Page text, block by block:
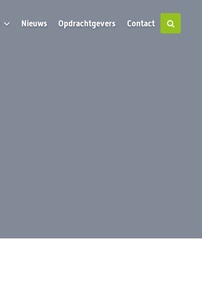
Nieuws Opdrachtgevers Contact